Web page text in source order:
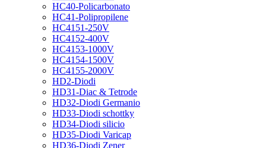
HC40-Policarbonato
HC41-Polipropilene
HC4151-250V
HC4152-400V
HC4153-1000V
HC4154-1500V
HC4155-2000V
HD2-Diodi
HD31-Diac & Tetrode
HD32-Diodi Germanio
HD33-Diodi schottky
HD34-Diodi silicio
HD35-Diodi Varicap
HD36-Diodi Zener